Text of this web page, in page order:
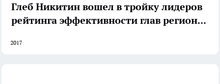
Глеб Никитин вошел в тройку лидеров
рейтинга эффективности глав регионов
2017